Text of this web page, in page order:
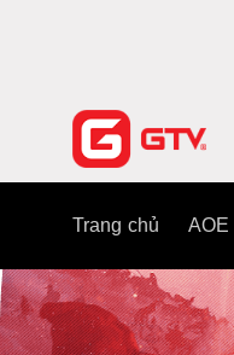
Trang chủ AOE